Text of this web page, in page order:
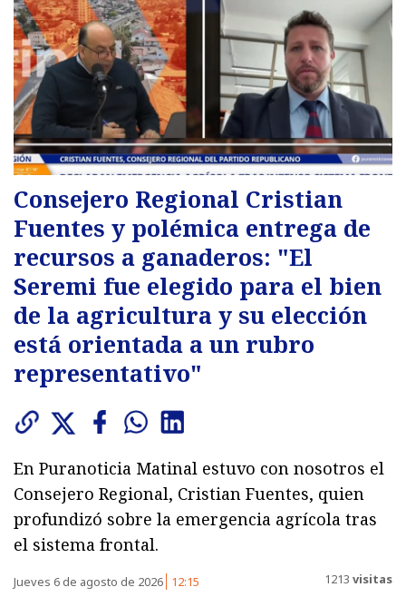
Consejero Regional Cristian
Fuentes y polémica entrega de
recursos a ganaderos: "El
Seremi fue elegido para el bien
de la agricultura y su elección
está orientada a un rubro
representativo"
En Puranoticia Matinal estuvo con nosotros el
Consejero Regional, Cristian Fuentes, quien
profundizó sobre la emergencia agrícola tras
el sistema frontal.
Jueves 6 de agosto de 2026 12:15 1213 visitas